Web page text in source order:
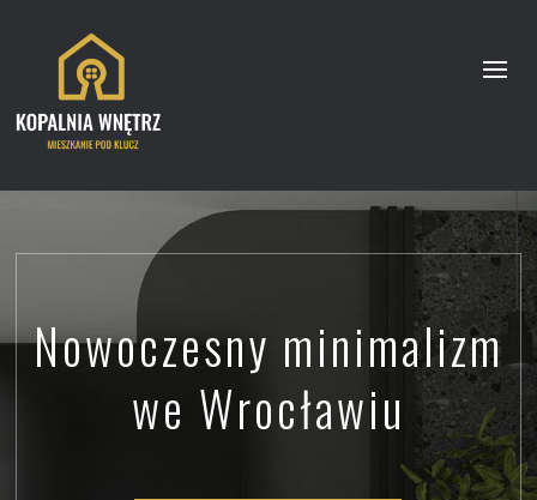
Nowoczesny minimalizm
we Wrocławiu